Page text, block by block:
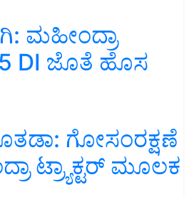
ಮಹೀಂದ್ರಾ
DI ಜೊತೆ ಹೊಸ
ಗೋಸಂರಕ್ಷಣೆ
ಟ್ರ್ಯಾಕ್ಟರ್ ಮೂಲಕ